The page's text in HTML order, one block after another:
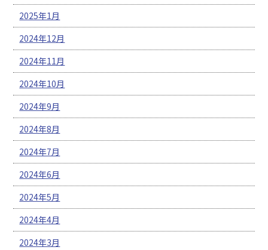
2025年1月
2024年12月
2024年11月
2024年10月
2024年9月
2024年8月
2024年7月
2024年6月
2024年5月
2024年4月
2024年3月